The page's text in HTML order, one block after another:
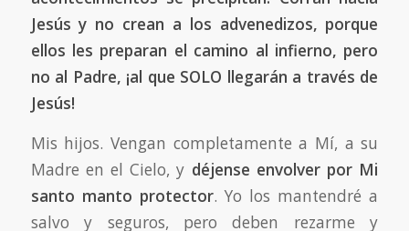
Jesús y no crean a los advenedizos, porque
ellos les preparan el camino al infierno, pero
no al Padre, ¡al que SOLO llegarán a través de
Jesús!
Mis hijos. Vengan completamente a Mí, a su
Madre en el Cielo, y déjense envolver por Mi
santo manto protector. Yo los mantendré a
salvo y seguros, pero deben rezarme y